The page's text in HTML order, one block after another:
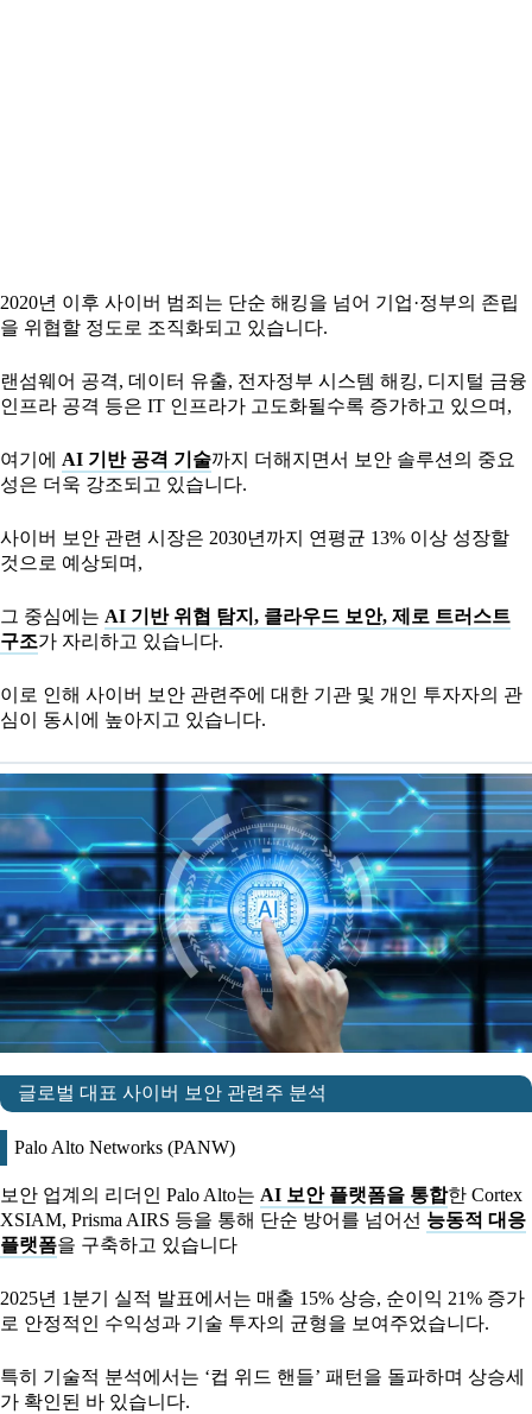
2020년 이후 사이버 범죄는 단순 해킹을 넘어 기업·정부의 존립
을 위협할 정도로 조직화되고 있습니다.
랜섬웨어 공격, 데이터 유출, 전자정부 시스템 해킹, 디지털 금융
인프라 공격 등은 IT 인프라가 고도화될수록 증가하고 있으며,
여기에 AI 기반 공격 기술까지 더해지면서 보안 솔루션의 중요
성은 더욱 강조되고 있습니다.
사이버 보안 관련 시장은 2030년까지 연평균 13% 이상 성장할
것으로 예상되며,
그 중심에는 AI 기반 위협 탐지, 클라우드 보안, 제로 트러스트
구조가 자리하고 있습니다.
이로 인해 사이버 보안 관련주에 대한 기관 및 개인 투자자의 관
심이 동시에 높아지고 있습니다.
글로벌 대표 사이버 보안 관련주 분석
Palo Alto Networks (PANW)
보안 업계의 리더인 Palo Alto는 AI 보안 플랫폼을 통합한 Cortex
XSIAM, Prisma AIRS 등을 통해 단순 방어를 넘어선 능동적 대응
플랫폼을 구축하고 있습니다
2025년 1분기 실적 발표에서는 매출 15% 상승, 순이익 21% 증가
로 안정적인 수익성과 기술 투자의 균형을 보여주었습니다.
특히 기술적 분석에서는 ‘컵 위드 핸들’ 패턴을 돌파하며 상승세
가 확인된 바 있습니다.